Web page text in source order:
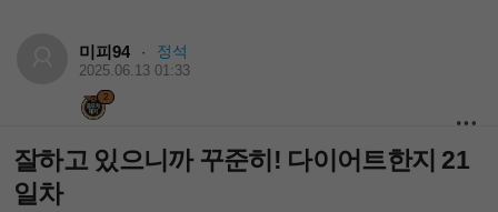
미피94 · 정석
2025.06.13 01:33
2
잘하고 있으니까 꾸준히! 다이어트한지 21
일차